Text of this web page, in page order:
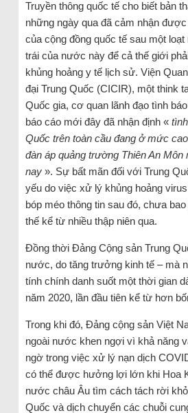
Truyền thông quốc tế cho biết bản
những ngày qua đã cảm nhận
của cộng đồng quốc tế sau một
trái của nước này để cả thế giới
khủng hoảng y tế lịch sử. Viện
đại Trung Quốc (CICIR), một think
Quốc gia, cơ quan lãnh đạo tình
báo cáo mới đây đã nhận định «
Quốc trên toàn cầu đang ở mức
đàn áp quảng trường Thiên An Môn
nay». Sự bất mãn đối với Trung
yếu do việc xử lý khủng hoảng
bóp méo thông tin sau đó, chưa
thế kể từ nhiều thập niên qua.
Đồng thời Đảng Cộng sản Trung
nước, do tăng trưởng kinh tế – mà
tính chính danh suốt một thời gian
năm 2020, lần đầu tiên kể từ hơn
Trong khi đó, Đảng cộng sản Việt
ngoài nước khen ngợi vì khả năng
ngờ trong việc xử lý nạn dịch
có thể được hưởng lợi lớn khi Hoa
nước châu Âu tìm cách tách rời
Quốc và dịch chuyển các chuỗi